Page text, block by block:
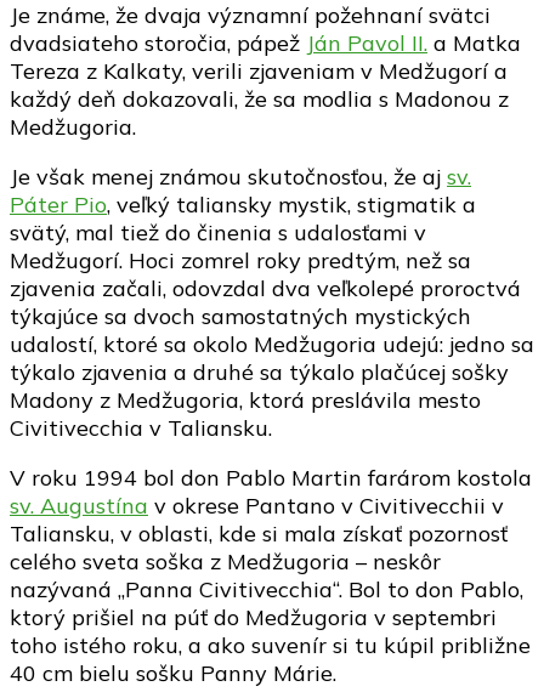
Je známe, že dvaja významní požehnaní svätci
dvadsiateho storočia, pápež Ján Pavol II. a Matka
Tereza z Kalkaty, verili zjaveniam v Medžugorí a
každý deň dokazovali, že sa modlia s Madonou z
Medžugoria.
Je však menej známou skutočnosťou, že aj sv.
Páter Pio, veľký taliansky mystik, stigmatik a
svätý, mal tiež do činenia s udalosťami v
Medžugorí. Hoci zomrel roky predtým, než sa
zjavenia začali, odovzdal dva veľkolepé proroctvá
týkajúce sa dvoch samostatných mystických
udalostí, ktoré sa okolo Medžugoria udejú: jedno sa
týkalo zjavenia a druhé sa týkalo plačúcej sošky
Madony z Medžugoria, ktorá preslávila mesto
Civitivecchia v Taliansku.
V roku 1994 bol don Pablo Martin farárom kostola
sv. Augustína v okrese Pantano v Civitivecchii v
Taliansku, v oblasti, kde si mala získať pozornosť
celého sveta soška z Medžugoria – neskôr
nazývaná „Panna Civitivecchia“. Bol to don Pablo,
ktorý prišiel na púť do Medžugoria v septembri
toho istého roku, a ako suvenír si tu kúpil približne
40 cm bielu sošku Panny Márie.